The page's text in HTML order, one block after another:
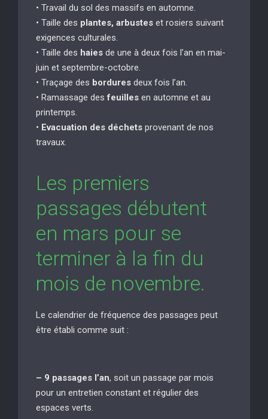
• Travail du sol des massifs en automne.
• Taille des plantes, arbustes et rosiers suivant
exigences culturales.
• Taille des haies de une à deux fois l’an en mai-
juin et septembre-octobre.
• Traçage des bordures deux fois l’an.
• Ramassage desfeuilles en automne et au
printemps.
• Evacuation des déchets provenant de nos
travaux.
Les premiers
passages débutent
en mars pour se
terminer à la fin du
mois de novembre.
Le calendrier de fréquence des passages peut
être établi comme suit :
– 9 passages l’an, soit un passage par mois
pour un entretien constant et régulier des
espaces verts.